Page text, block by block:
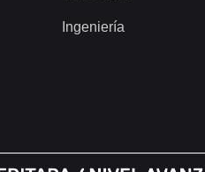
Ingeniería